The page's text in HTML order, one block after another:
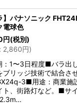
】パナソニック
電球色
円(税別)
: 2,860円)
1〜3日程度■バラ出
ブリッジ技術で結合さ
3■用途：商業施
ト、街路灯など。■サ